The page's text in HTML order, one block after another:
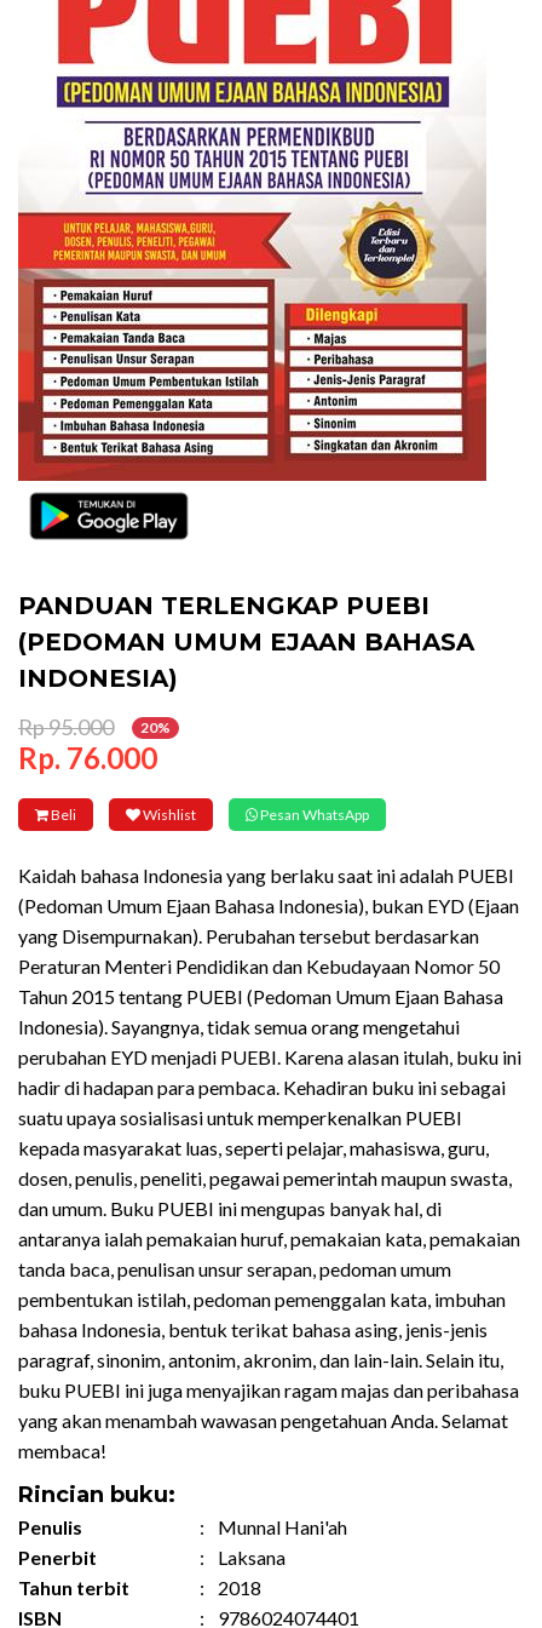
PANDUAN TERLENGKAP PUEBI
(PEDOMAN UMUM EJAAN BAHASA
INDONESIA)
Rp 95.000 20%
Rp. 76.000
Beli Wishlist Pesan WhatsApp
Kaidah bahasa Indonesia yang berlaku saat ini adalah PUEBI
(Pedoman Umum Ejaan Bahasa Indonesia), bukan EYD (Ejaan
yang Disempurnakan). Perubahan tersebut berdasarkan
Peraturan Menteri Pendidikan dan Kebudayaan Nomor 50
Tahun 2015 tentang PUEBI (Pedoman Umum Ejaan Bahasa
Indonesia). Sayangnya, tidak semua orang mengetahui
perubahan EYD menjadi PUEBI. Karena alasan itulah, buku ini
hadir di hadapan para pembaca. Kehadiran buku ini sebagai
suatu upaya sosialisasi untuk memperkenalkan PUEBI
kepada masyarakat luas, seperti pelajar, mahasiswa, guru,
dosen, penulis, peneliti, pegawai pemerintah maupun swasta,
dan umum. Buku PUEBI ini mengupas banyak hal, di
antaranya ialah pemakaian huruf, pemakaian kata, pemakaian
tanda baca, penulisan unsur serapan, pedoman umum
pembentukan istilah, pedoman pemenggalan kata, imbuhan
bahasa Indonesia, bentuk terikat bahasa asing, jenis-jenis
paragraf, sinonim, antonim, akronim, dan lain-lain. Selain itu,
buku PUEBI ini juga menyajikan ragam majas dan peribahasa
yang akan menambah wawasan pengetahuan Anda. Selamat
membaca!
Rincian buku:
Penulis :
Munnal Hani'ah
Penerbit
:
Laksana
Tahun terbit
:
2018
ISBN
: 9786024074401